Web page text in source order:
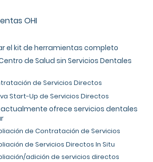
OHI
el kit de herramientas completo
de Salud sin Servicios Dentales
de Servicios Directos
Start-Up de Servicios Directos
actualmente ofrece servicios dentales
de Contratación de Servicios
de Servicios Directos In Situ
adición de servicios directos